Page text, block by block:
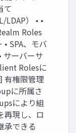
て
LDAP） • •
Roles
SPA、モバ
サーバーサ
Rolesに
有権限管理
に所属さ
により組
再現し、ロ
承できる